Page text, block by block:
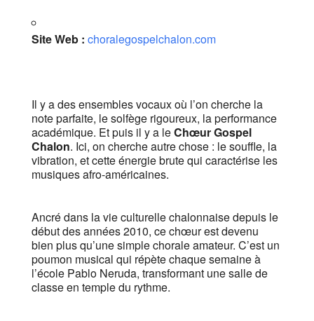
Site Web : choralegospelchalon.com
Il y a des ensembles vocaux où l’on cherche la
note parfaite, le solfège rigoureux, la performance
académique. Et puis il y a leChœur Gospel
Chalon. Ici, on cherche autre chose : le souffle, la
vibration, et cette énergie brute qui caractérise les
musiques afro-américaines.
Ancré dans la vie culturelle chalonnaise depuis le
début des années 2010, ce chœur est devenu
bien plus qu’une simple chorale amateur. C’est un
poumon musical qui répète chaque semaine à
l’école Pablo Neruda, transformant une salle de
classe en temple du rythme.